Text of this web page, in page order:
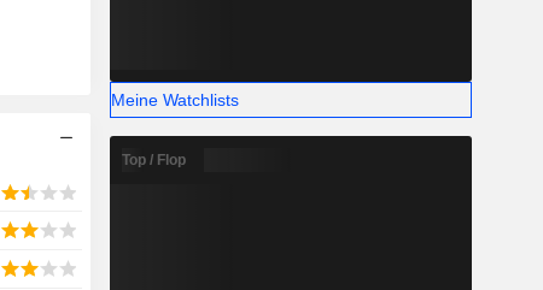
Meine Watchlists
Top / Flop